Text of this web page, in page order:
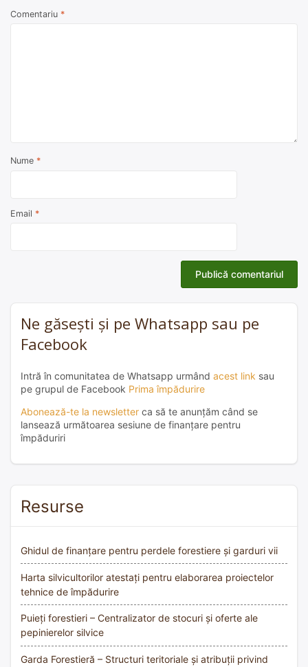
Comentariu *
Nume *
Email *
Ne găsești și pe Whatsapp sau pe
Facebook
Intră în comunitatea de Whatsapp urmând acest link sau
pe grupul de Facebook Prima împădurire
Abonează-te la newsletter ca să te anunțăm când se
lansează următoarea sesiune de finanțare pentru
împăduriri
Resurse
Ghidul de finanțare pentru perdele forestiere și garduri vii
Harta silvicultorilor atestați pentru elaborarea proiectelor
tehnice de împădurire
Puieți forestieri – Centralizator de stocuri și oferte ale
pepinierelor silvice
Garda Forestieră – Structuri teritoriale și atribuții privind